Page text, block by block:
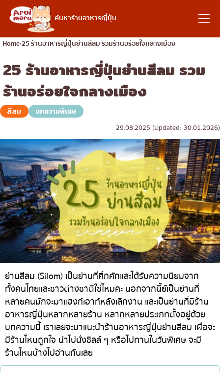
ค้นหาร้านอาหารญี่ปุ่น
อาหารญี่ปุ่น
ค้นหาร้านอาหาร
ค้นหาตามประเภทอาหาร
ราเมง
อิซากายะ
ปิ้งย่างญี่ปุ่น/ยากินิกุ
คัตสึด้ง/ทงคัตสึ
ชาบูชาบู/สุกี้ยากี้
แกงกะหรี่ญี่ปุ่น
ไก่ย่างเสียบไม้สไตล์ญี่ปุ่น
โซบะ/อุด้ง
ขนมหวานญี่ปุ่น
เทมปุระ
โอมากาเสะ
ร้านอาหารญี่ปุ่นระดับพรีเมียม
ซาชิมิ/อาหารทะเล
ค้นหาตามพื้นที่
เจริญกรุง
ธนบุรี
สยาม
ทองหล่อ
เอกมัย
พร้อมพงษ์
อโศก
อารีย์
สีลม
สาทร
อ่อนนุช
พระราม 9
คอลัมน์ความรู้
บทความพิเศษ
บทความที่KOLแนะนำ
Home25 ร้านอาหารญี่ปุ่นย่านสีลม รวมร้านอร่อยใจกลางเมือง
25 ร้านอาหารญี่ปุ่นย่านสีลม รวม
ร้านอร่อยใจกลางเมือง
สีลม
บทความพิเศษ
29.08.2025 (Updated: 30.01.2026)
ย่านสีลม (Silom) เป็นย่านที่คึกคักและได้รับความนิยมจาก
ทั้งคนไทยและชาวต่างชาติใช่ไหมคะ นอกจากนี้ยัเป็นย่านที่
หลายคนมักจะมาแฮงก์เอาท์หลังเลิกงาน และเป็นย่านที่มีร้าน
อาหารญี่ปุ่นหลากหลายร้าน หลากหลายประเภทตั้งอยู่ด้วย
บทความนี้ เราเลยจะมาแนะนำร้านอาหารญี่ปุ่นย่านสีลม เผื่อจะ
มีร้านไหนถูกใจ น่าไปนั่งชิลล์ ๆ หรือไปทานในวันพิเศษ จะมี
ร้านไหนบ้างไปอ่านกันเลย